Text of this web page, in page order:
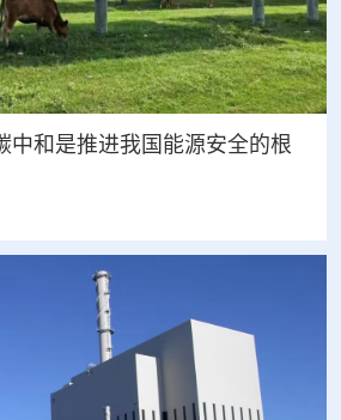
中和是推进我国能源安全的根